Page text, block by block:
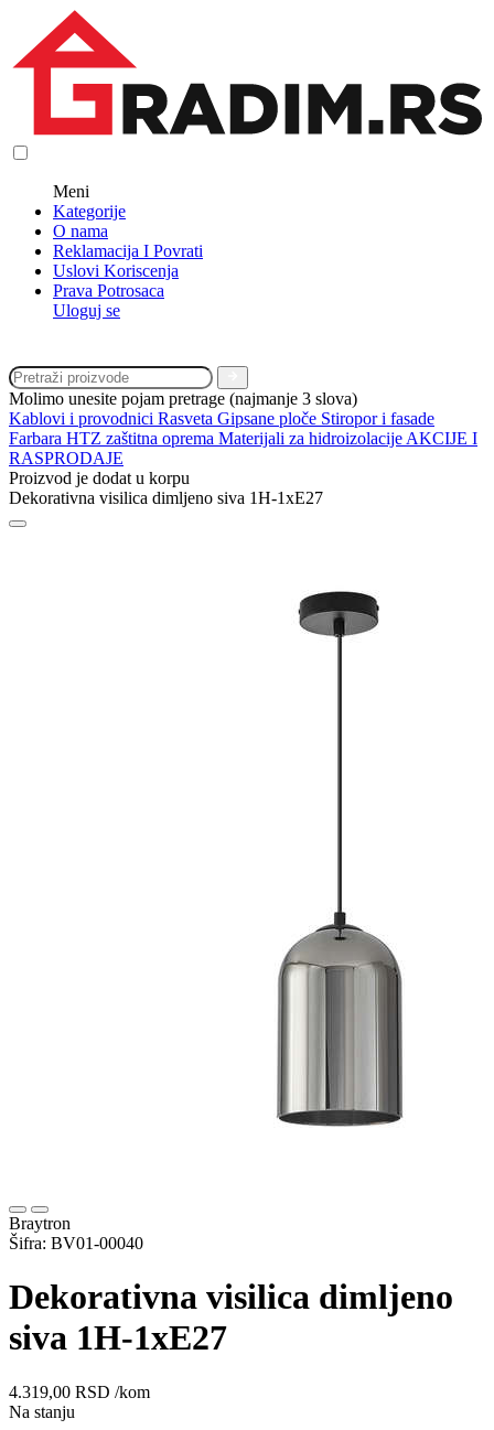
Meni
Kategorije
O nama
Reklamacija I Povrati
Uslovi Koriscenja
Prava Potrosaca
Uloguj se
Molimo unesite pojam pretrage (najmanje 3 slova)
Kablovi i provodnici Rasveta Gipsane ploče Stiropor i fasade
Farbara HTZ zaštitna oprema Materijali za hidroizolacije AKCIJE I
RASPRODAJE
Proizvod je dodat u korpu
Dekorativna visilica dimljeno siva 1H-1xE27
Braytron
Šifra: BV01-00040
Dekorativna visilica dimljeno
siva 1H-1xE27
4.319,00 RSD /kom
Na stanju